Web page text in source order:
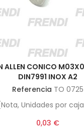
ALLEN CONICO
DIN7991 INOX A2
Referencia TO 0725
Unidades por
0,03 €